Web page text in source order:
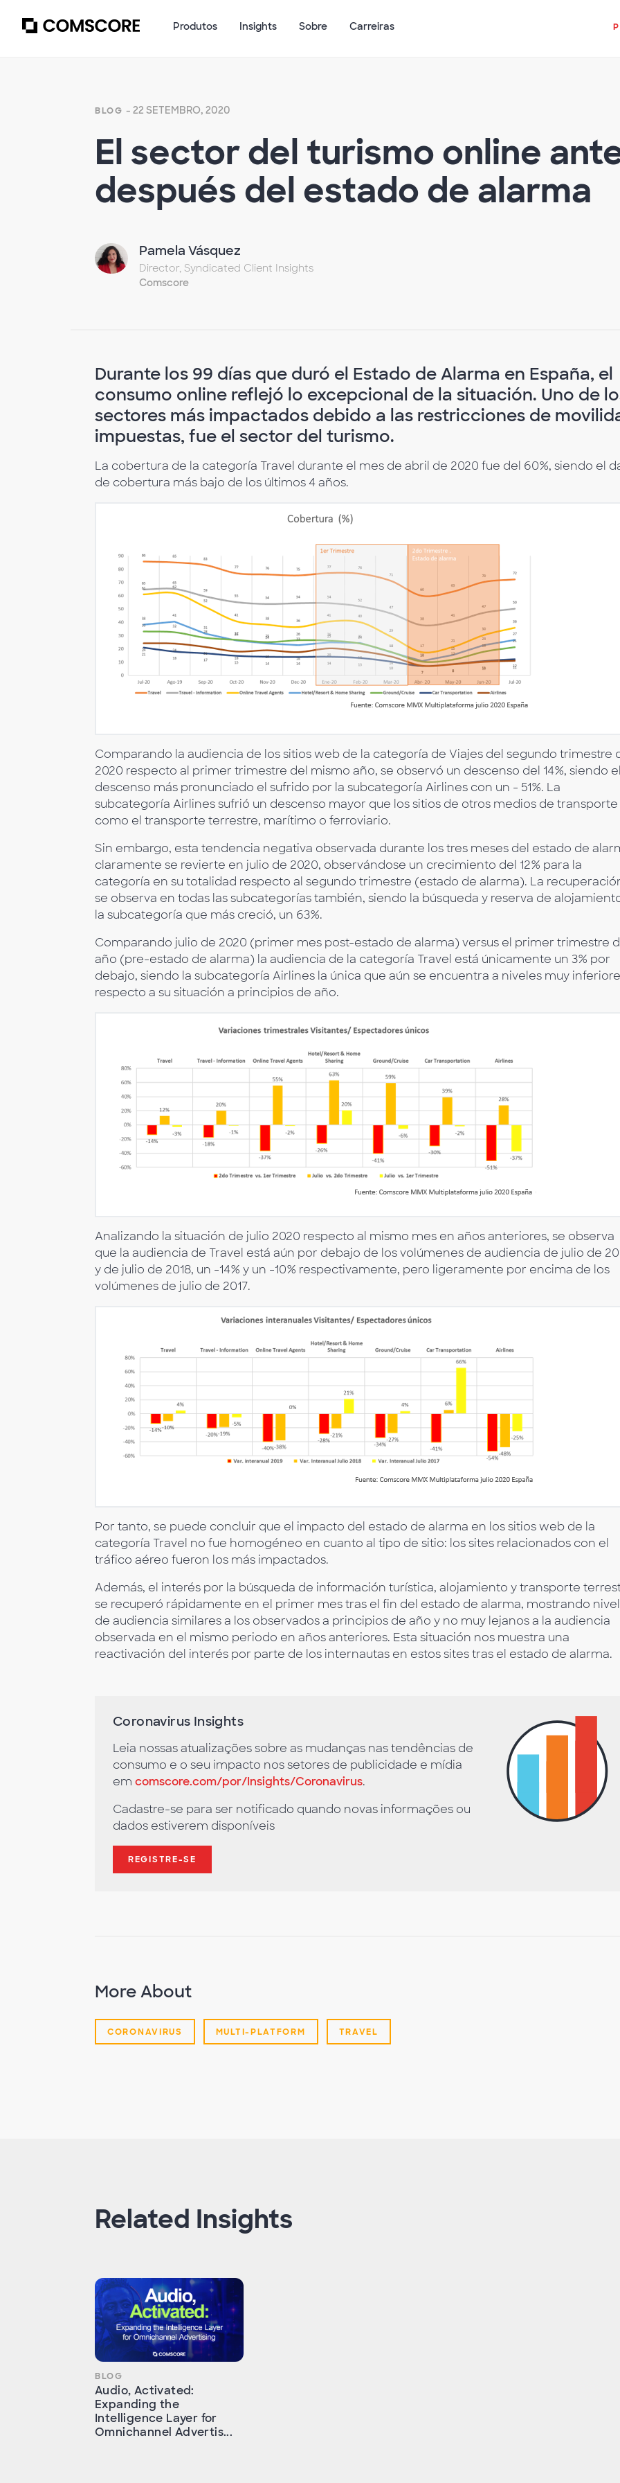
Produtos Insights Sobre Carreiras
BLOG - 22 SETEMBRO, 2020
El sector del turismo online
después del estado de alarma
Pamela Vásquez
Director, Syndicated Client Insights
Comscore
Durante los 99 días que duró el Estado de Alarma en España, el
consumo online reflejó lo excepcional de la situación. Uno de
sectores más impactados debido a las restricciones de
impuestas, fue el sector del turismo.
La cobertura de la categoría Travel durante el mes de abril de 2020 fue del 60%, siendo el
de cobertura más bajo de los últimos 4 años.
Comparando la audiencia de los sitios web de la categoría de Viajes del segundo trimestre
2020 respecto al primer trimestre del mismo año, se observó un descenso del 14%, siendo
descenso más pronunciado el sufrido por la subcategoría Airlines con un - 51%. La
subcategoría Airlines sufrió un descenso mayor que los sitios de otros medios de transporte
como el transporte terrestre, marítimo o ferroviario.
Sin embargo, esta tendencia negativa observada durante los tres meses del estado de
claramente se revierte en julio de 2020, observándose un crecimiento del 12% para la
categoría en su totalidad respecto al segundo trimestre (estado de alarma). La
se observa en todas las subcategorías también, siendo la búsqueda y reserva de
la subcategoría que más creció, un 63%.
Comparando julio de 2020 (primer mes post-estado de alarma) versus el primer trimestre
año (pre-estado de alarma) la audiencia de la categoría Travel está únicamente un 3% por
debajo, siendo la subcategoría Airlines la única que aún se encuentra a niveles muy
respecto a su situación a principios de año.
Analizando la situación de julio 2020 respecto al mismo mes en años anteriores, se observa
que la audiencia de Travel está aún por debajo de los volúmenes de audiencia de julio de
y de julio de 2018, un -14% y un -10% respectivamente, pero ligeramente por encima de los
volúmenes de julio de 2017.
Por tanto, se puede concluir que el impacto del estado de alarma en los sitios web de la
categoría Travel no fue homogéneo en cuanto al tipo de sitio: los sites relacionados con el
tráfico aéreo fueron los más impactados.
Además, el interés por la búsqueda de información turística, alojamiento y transporte
se recuperó rápidamente en el primer mes tras el fin del estado de alarma, mostrando
de audiencia similares a los observados a principios de año y no muy lejanos a la audiencia
observada en el mismo periodo en años anteriores. Esta situación nos muestra una
reactivación del interés por parte de los internautas en estos sites tras el estado de alarma.
Coronavirus Insights
Leia nossas atualizações sobre as mudanças nas tendências de
consumo e o seu impacto nos setores de publicidade e mídia
em comscore.com/por/Insights/Coronavirus.
Cadastre-se para ser notificado quando novas informações ou
dados estiverem disponíveis
REGISTRE-SE
More About
CORONAVIRUS MULTI-PLATFORM TRAVEL
Related Insights
BLOG
Audio, Activated:
Expanding the
Intelligence Layer for
Omnichannel Advertis...